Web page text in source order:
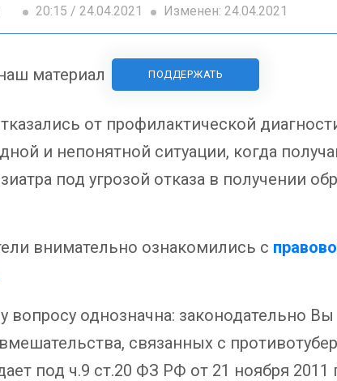
20:15 / 24.04.2021 Изменен: 24.04.2021
материал ПОДДЕРЖАТЬ
от профилактической
и непонятной ситуации, когда
под угрозой отказа в получении
внимательно ознакомились с
однозначна: законодательно Вы
связанных с
под ч.9 ст.20 ФЗ РФ от 21 ноября